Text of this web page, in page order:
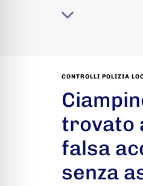
CONTROLLI POLIZIA
trovato
falsa
senza